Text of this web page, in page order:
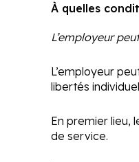
À quelles
L’employeur
L’employeur
libertés
En premier lieu,
de service.